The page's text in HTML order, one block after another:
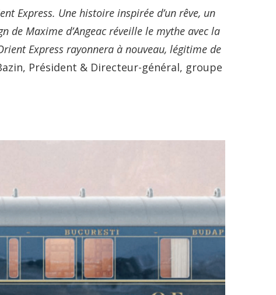
Express. Une histoire inspirée d’un rêve, un
Maxime d’Angeac réveille le mythe avec la
Express rayonnera à nouveau, légitime de
Président & Directeur-général, groupe